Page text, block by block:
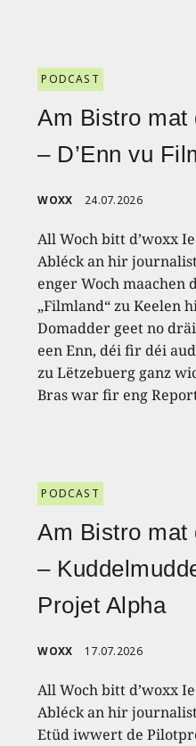
PODCAST
Am Bistro mat
– D’Enn vu
WOXX 24.07.2026
All Woch bitt d’woxx
Abléck an hir
enger Woch maachen
„Filmland“ zu Keelen
Domadder geet no
een Enn, déi fir déi
zu Lëtzebuerg ganz
Bras war fir eng
PODCAST
Am Bistro mat
–
Projet Alpha
WOXX 17.07.2026
All Woch bitt d’woxx
Abléck an hir
Etüd iwwert de